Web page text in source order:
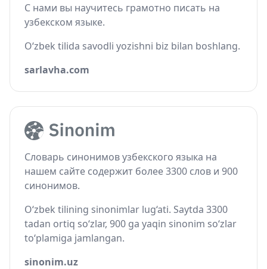
С нами вы научитесь грамотно писать на
узбекском языке.
O‘zbek tilida savodli yozishni biz bilan boshlang.
sarlavha.com
Словарь синонимов узбекского языка на
нашем сайте содержит более 3300 слов и 900
синонимов.
O‘zbek tilining sinonimlar lug‘ati. Saytda 3300
tadan ortiq so‘zlar, 900 ga yaqin sinonim so‘zlar
to‘plamiga jamlangan.
sinonim.uz